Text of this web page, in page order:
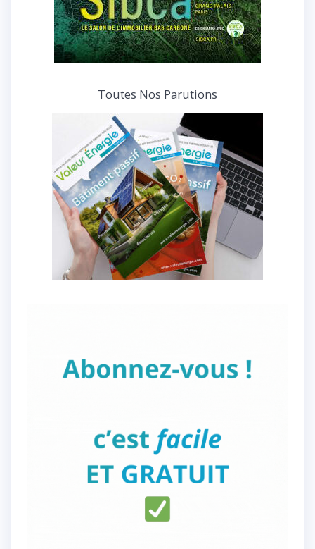
Toutes Nos Parutions